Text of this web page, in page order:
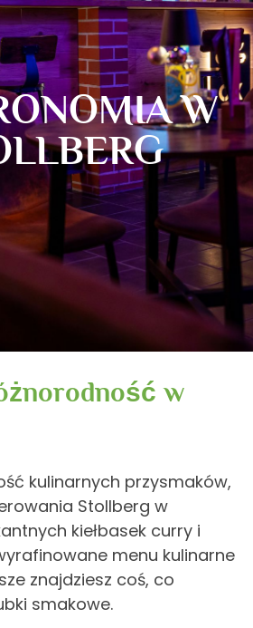
W
w
kulinarnych przysmaków,
Stollberg w
kiełbasek curry i
menu kulinarne
znajdziesz coś, co
smakowe.